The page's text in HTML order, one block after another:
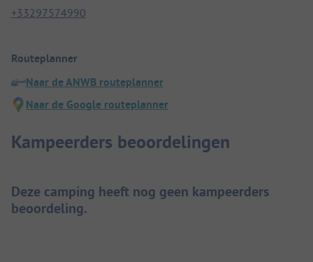
+33297574990
Routeplanner
Naar de ANWB routeplanner
Naar de Google routeplanner
Kampeerders beoordelingen
Deze camping heeft nog geen kampeerders
beoordeling.